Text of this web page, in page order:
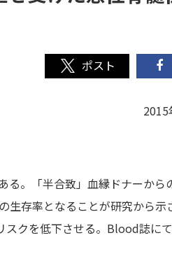
2015
る。「半合致」血縁ドナーから
存率となることが研究から示
スクを低下させる。Blood誌に